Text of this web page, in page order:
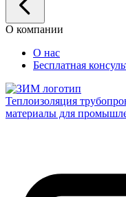
О компании
О нас
Бесплатная
Теплоизоляция
материалы для